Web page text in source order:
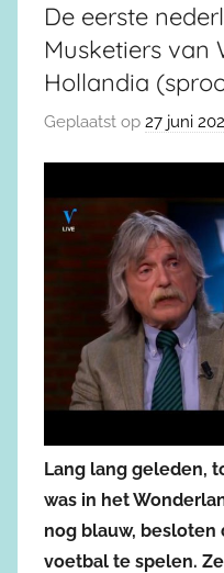
De eerste
Musketiers van
Hollandia
Geplaatst op 27 juni
Lang lang geleden,
was in het
nog blauw, besloten
voetbal te spelen.